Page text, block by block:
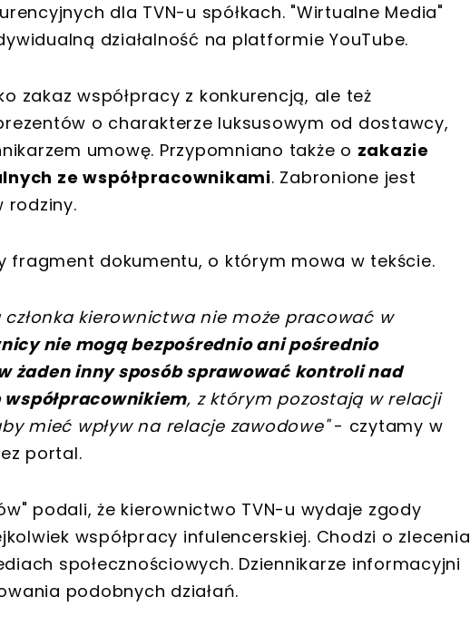
dla TVN-u spółkach. "Wirtualne Media"
działalność na platformie YouTube.
zakaz współpracy z konkurencją, ale też
o charakterze luksusowym od dostawcy,
umowę. Przypomniano także o zakazie
ze współpracownikami. Zabronione jest
rodziny.
fragment dokumentu, o którym mowa w tekście.
kierownictwa nie może pracować w
nie mogą bezpośrednio ani pośrednio
żaden inny sposób sprawować kontroli nad
, z którym pozostają w relacji
mieć wpływ na relacje zawodowe"- czytamy w
portal.
podali, że kierownictwo TVN-u wydaje zgody
współpracy infulencerskiej. Chodzi o zlecenia
społecznościowych. Dziennikarze informacyjni
podobnych działań.